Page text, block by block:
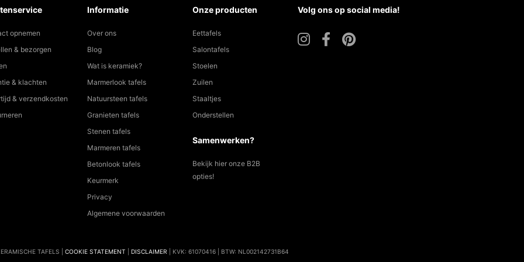
& bezorgen
& klachten
& verzendkosten
Blog
Wat is keramiek?
Marmerlook tafels
Natuursteen tafels
Granieten tafels
Stenen tafels
Marmeren tafels
Betonlook tafels
Keurmerk
Privacy
Algemene voorwaarden
Salontafels
Stoelen
Zuilen
Staaltjes
Onderstellen
opties!